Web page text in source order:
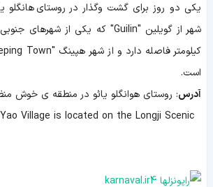
یکی دو روز برای گشت وگذار در روستای هانگلو
است.
آدرس: روستای هوانگلو یائو در منطقه ی خوش
Yao Village is located on the Longji Scenic